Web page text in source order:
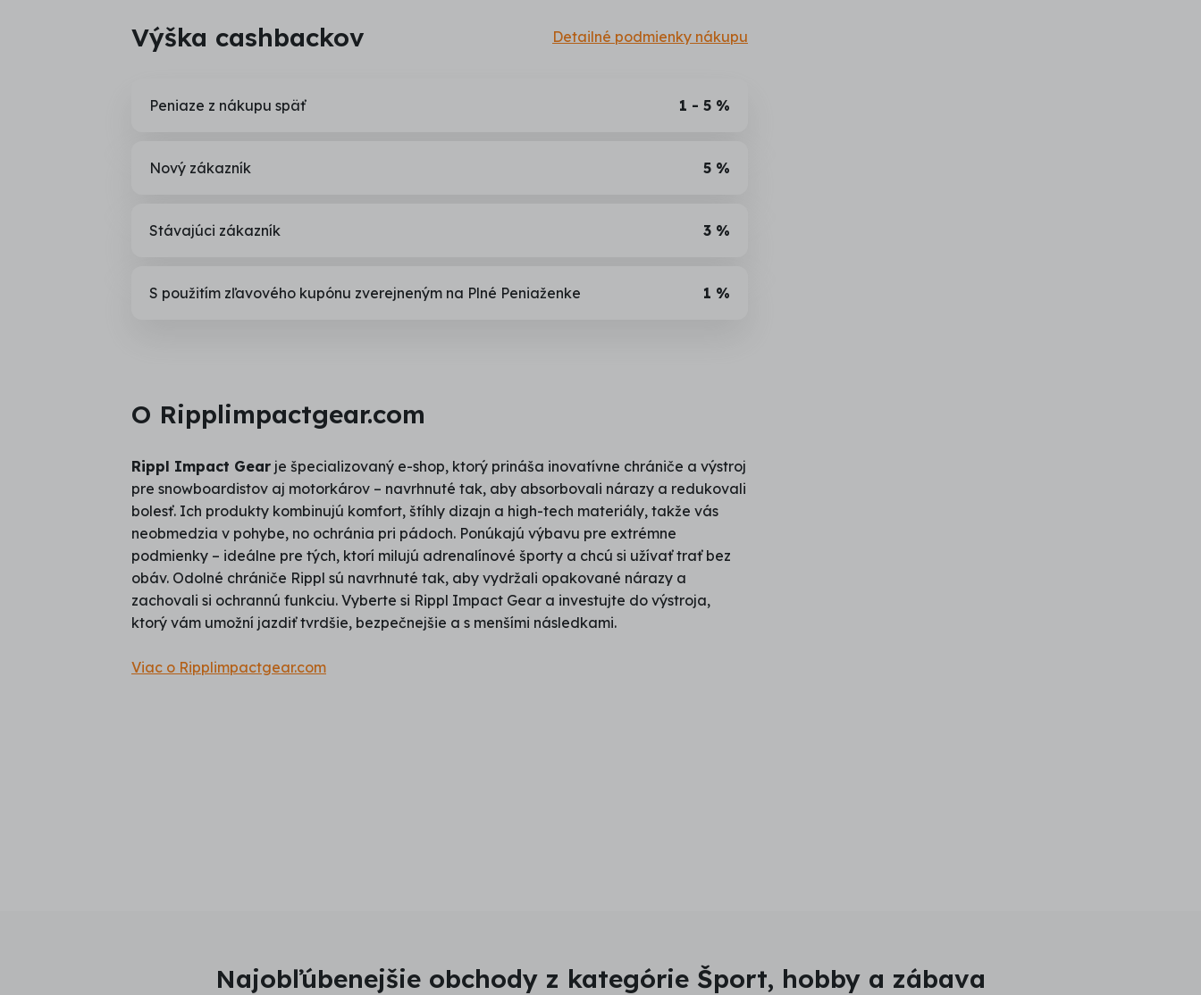
Výška cashbackov Detailné podmienky nákupu
Peniaze z nákupu späť 1 - 5 %
Nový zákazník 5 %
Stávajúci zákazník 3 %
S použitím zľavového kupónu zverejneným na Plné Peniaženke 1 %
O Ripplimpactgear.com
Rippl Impact Gear je špecializovaný e-shop, ktorý prináša inovatívne chrániče a výstroj
pre snowboardistov aj motorkárov – navrhnuté tak, aby absorbovali nárazy a redukovali
bolesť. Ich produkty kombinujú komfort, štíhly dizajn a high-tech materiály, takže vás
neobmedzia v pohybe, no ochránia pri pádoch. Ponúkajú výbavu pre extrémne
podmienky – ideálne pre tých, ktorí milujú adrenalínové športy a chcú si užívať trať bez
obáv. Odolné chrániče Rippl sú navrhnuté tak, aby vydržali opakované nárazy a
zachovali si ochrannú funkciu. Vyberte si Rippl Impact Gear a investujte do výstroja,
ktorý vám umožní jazdiť tvrdšie, bezpečnejšie a s menšími následkami.
Viac o Ripplimpactgear.com
Najobľúbenejšie obchody z kategórie Šport, hobby a zábava